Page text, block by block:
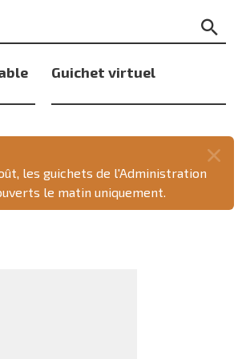
les guichets de l'Administration
le matin uniquement.
Guichet virtuel